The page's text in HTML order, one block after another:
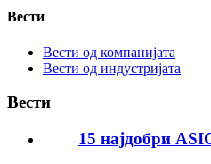
Вести
Вести од компанијата
Вести од индустријата
Вести
15 најдобри